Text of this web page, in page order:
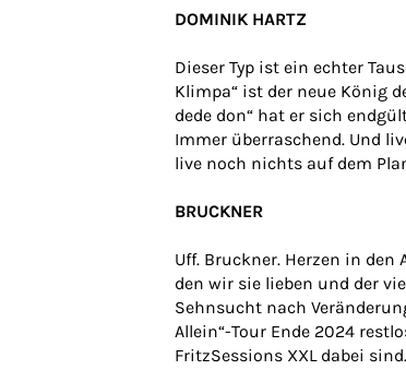
DOMINIK HARTZ
Dieser Typ ist ein echter
Klimpa“ ist der neue König
dede don“ hat er sich
Immer überraschend. Und
live noch nichts auf dem
BRUCKNER
Uff. Bruckner. Herzen in
den wir sie lieben und der
Sehnsucht nach
Allein“-Tour Ende 2024
FritzSessions XXL dabei